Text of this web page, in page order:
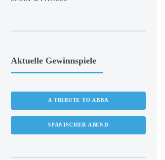
Aktuelle Gewinnspiele
A TRIBUTE TO ABBA
SPANISCHER ABEND